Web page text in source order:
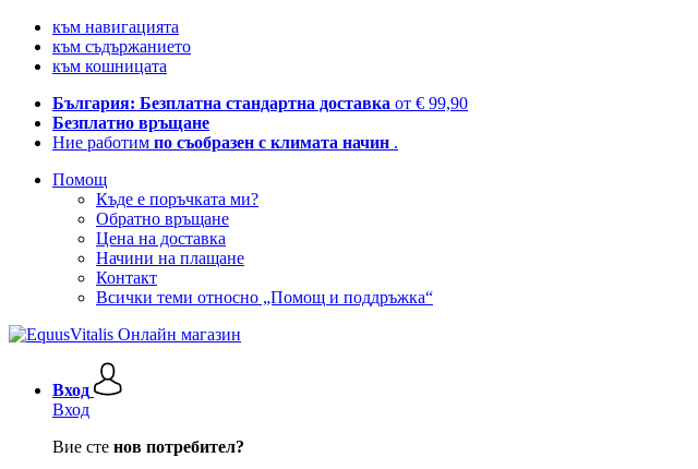
към навигацията
към съдържанието
към кошницата
България: Безплатна стандартна доставка от € 99,90
Безплатно връщане
Ние работим по съобразен с климата начин .
Помощ
Къде е поръчката ми?
Обратно връщане
Цена на доставка
Начини на плащане
Контакт
Всички теми относно „Помощ и поддръжка“
Вход
Вход
Вие сте нов потребител?